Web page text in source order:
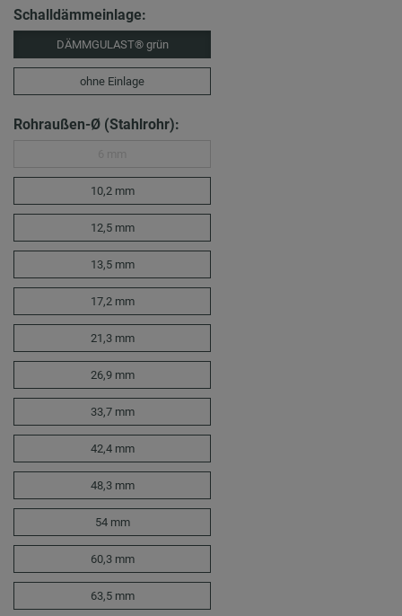
Schalldämmeinlage:
DÄMMGULAST® grün
ohne Einlage
Rohraußen-Ø (Stahlrohr):
10,2 mm
12,5 mm
13,5 mm
17,2 mm
21,3 mm
26,9 mm
33,7 mm
42,4 mm
48,3 mm
54 mm
60,3 mm
63,5 mm